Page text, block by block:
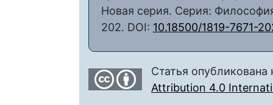
Новая серия. Серия:
202. DOI: 10.18500/1819-7671-
Статья
Attribution 4.0